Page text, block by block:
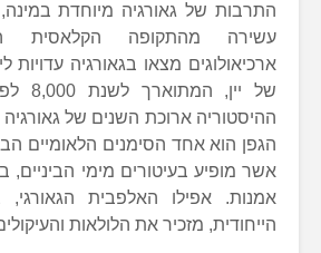
התרבות של גאורגיה מיוחדת
עשירה מהתקופה הקלאסית
ארכיאולוגים מצאו בגאורגיה עדויות
של יין,
ההיסטוריה ארוכת השנים של גאורגיה
הגפן הוא אחד הסימנים הלאומיים
אשר מופיע בעיטורים מימי הביניים,
אמנות. אפילו האלפבית הגאורגי,
הייחודית, מזכיר את הלולאות